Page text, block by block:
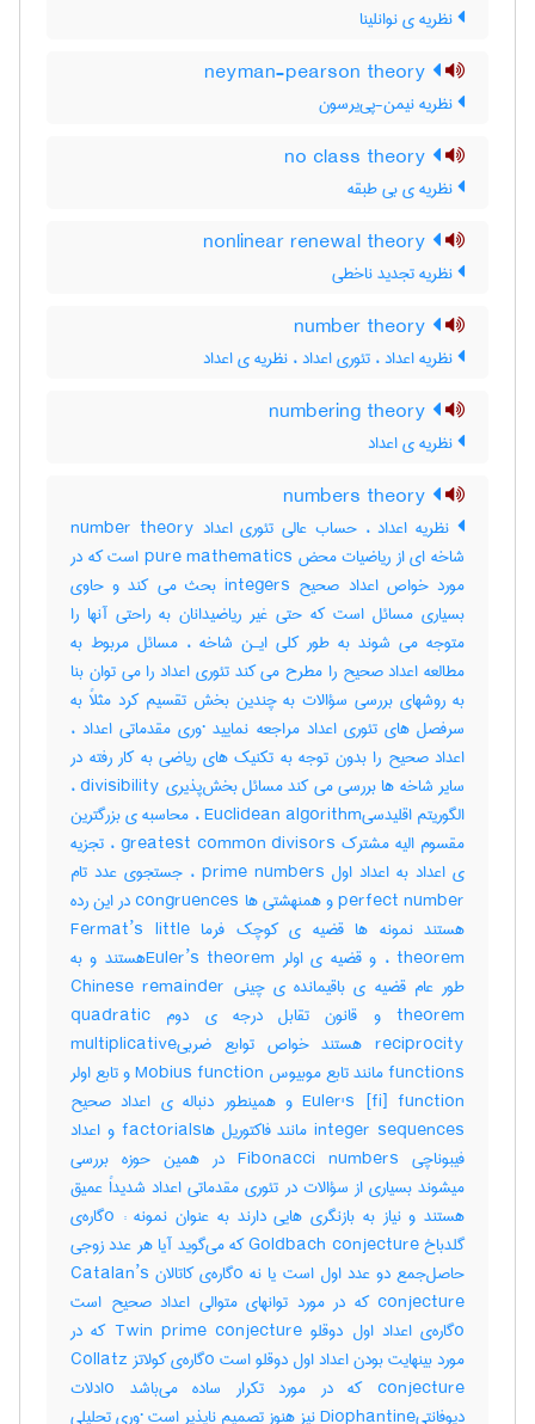
نظریه ی نوانلینا
نظریه نیمن-پی‌یرسون
نظریه ی بی طبقه
نظریه تجدید ناخطی
نظریه اعداد ، تئوری اعداد ، نظریه ی اعداد
نظریه ی اعداد
نظریه اعداد ، حساب عالی تئوری اعداد number theory
شاخه ای از ریاضیات محض pure mathematics است که در
مورد خواص اعداد صحیح integers بحث می کند و حاوی
بسیاری مسائل است که حتی غیر ریاضیدانان به راحتی آنها را
متوجه می شوند به طور کلی ایـن شاخه ، مسائل مربوط به
مطالعه اعداد صحیح را مطرح می کند تئوری اعداد را می توان بنا
به روشهای بررسی سؤالات به چندین بخش تقسیم کرد مثلاً به
سرفصل های تئوری اعداد مراجعه نمایید ·وری مقدماتی اعداد ،
اعداد صحیح را بدون توجه به تکنیک های ریاضی به کار رفته در
سایر شاخه ها بررسی می کند مسائل بخش‌پذیری divisibility ،
الگوریتم اقلیدسیEuclidean algorithm ، محاسبه ی بزرگترین
مقسوم الیه مشترک greatest common divisors ، تجزیه
ی اعداد به اعداد اول prime numbers ، جستجوی عدد تام
perfect number و همنهشتی ها congruences در این رده
هستند نمونه ها قضیه ی کوچک فرما Fermat’s little
theorem ، و قضیه ی اولر Euler’s theoremهستند و به
طور عام قضیه ی باقیمانده ی چینی Chinese remainder
theorem و قانون تقابل درجه ی دوم quadratic
reciprocity هستند خواص توابع ضربیmultiplicative
functions مانند تابع موبیوس Mobius function و تابع اولر
Euler's [fi] function و همینطور دنباله ی اعداد صحیح
integer sequences مانند فاکتوریل هاfactorials و اعداد
فیبوناچی Fibonacci numbers در همین حوزه بررسی
میشوند بسیاری از سؤالات در تئوری مقدماتی اعداد شدیداً عمیق
هستند و نیاز به بازنگری هایی دارند به عنوان نمونه : oگاره‌ی
گلدباخ Goldbach conjecture که می‌گوید آیا هر عدد زوجی
حاصل‌جمع دو عدد اول است یا نه oگاره‌ی کاتالان Catalan’s
conjecture که در مورد توانهای متوالی اعداد صحیح است
oگاره‌ی اعداد اول دوقلو Twin prime conjecture که در
مورد بینهایت بودن اعداد اول دوقلو است oگاره‌ی کولاتز Collatz
conjecture که در مورد تکرار ساده می‌باشد oادلات
دیوفانتیDiophantine نیز هنوز تصمیم ناپذیر است ·وری تحلیلی